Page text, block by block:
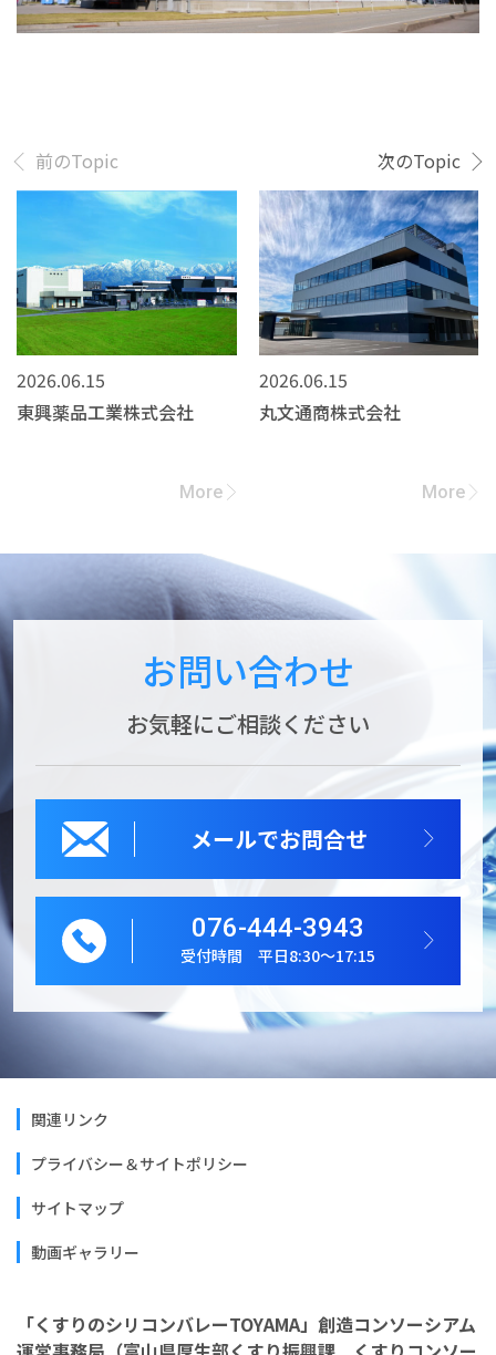
2026.06.15
東興薬品工業株式会社
More
2026.06.15
丸文通商株式会社
More
前のTopic 次のTopic
お問い合わせ
お気軽にご相談ください
メールでお問合せ
076-444-3943
受付時間 平日8:30～17:15
関連リンク
プライバシー＆サイトポリシー
サイトマップ
動画ギャラリー
「くすりのシリコンバレーTOYAMA」創造コンソーシアム